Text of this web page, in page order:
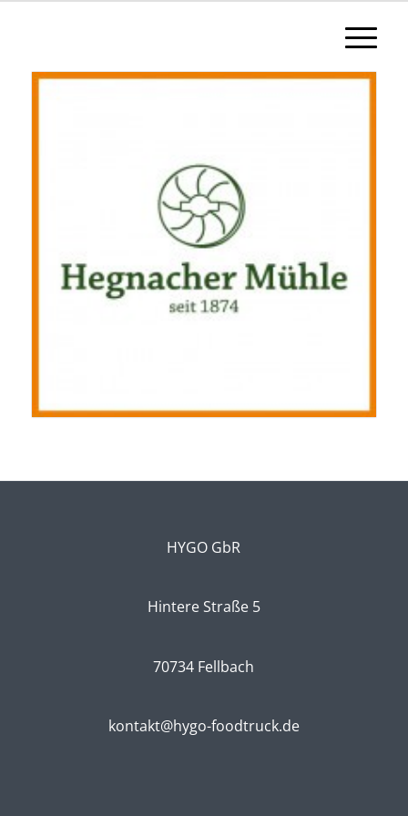
HYGO GbR
Hintere Straße 5
70734 Fellbach
kontakt@hygo-foodtruck.de